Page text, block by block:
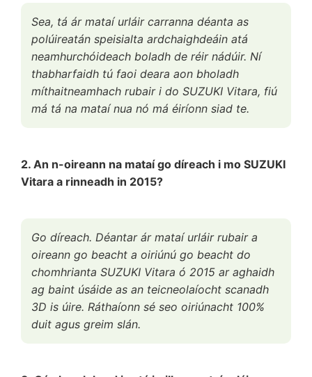
Sea, tá ár mataí urláir carranna déanta as
polúireatán speisialta ardchaighdeáin atá
neamhurchóideach boladh de réir nádúir. Ní
thabharfaidh tú faoi deara aon bholadh
míthaitneamhach rubair i do SUZUKI Vitara, fiú
má tá na mataí nua nó má éiríonn siad te.
2. An n-oireann na mataí go díreach i mo SUZUKI
Vitara a rinneadh in 2015?
Go díreach. Déantar ár mataí urláir rubair a
oireann go beacht a oiriúnú go beacht do
chomhrianta SUZUKI Vitara ó 2015 ar aghaidh
ag baint úsáide as an teicneolaíocht scanadh
3D is úire. Ráthaíonn sé seo oiriúnacht 100%
duit agus greim slán.